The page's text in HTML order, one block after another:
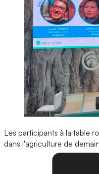
Les participants à la table
dans l'agriculture de demain